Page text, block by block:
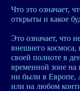
Что это означает,
открыты и какое
Это означает, что
внешнего
своей полноте в
временной зоне на
ни были в Европе,
или на любом